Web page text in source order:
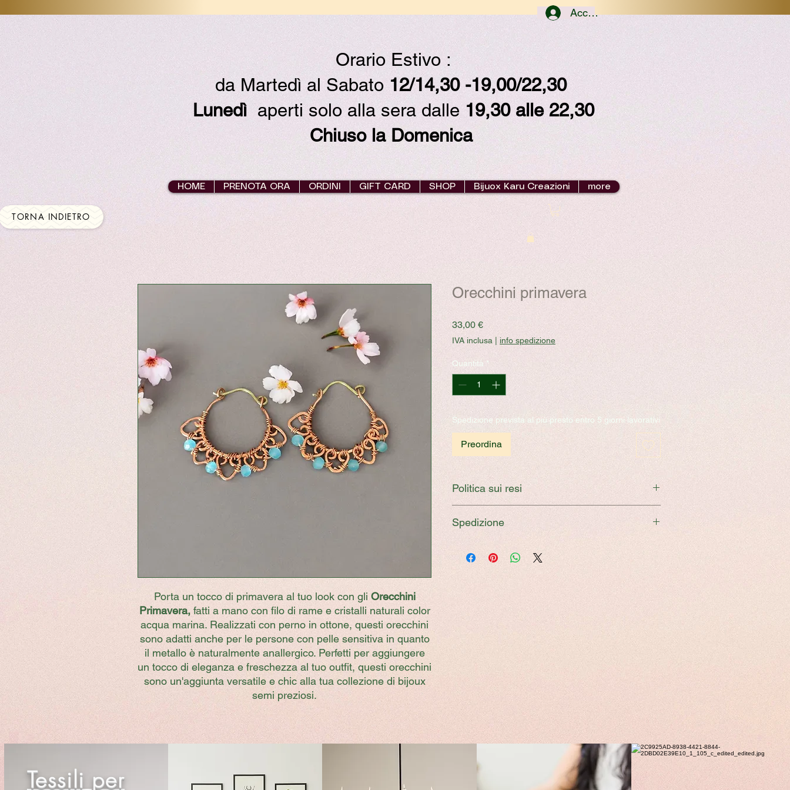
Accedi
Orario Estivo :
da Martedì al Sabato 12/14,30 -19,00/22,30
Lunedì aperti solo alla sera dalle19,30 alle 22,30
Chiuso la Domenica
HOME PRENOTA ORA ORDINI GIFT CARD SHOP Bijuox Karu Creazioni more
TORNA INDIETRO
Porta un tocco di primavera al tuo look con gli Orecchini
Primavera,fatti a mano con filo di rame e cristalli naturali color
acqua marina. Realizzati con perno in ottone, questi orecchini
sono adatti anche per le persone con pelle sensitiva in quanto
il metallo è naturalmente anallergico. Perfetti per aggiungere
un tocco di eleganza e freschezza al tuo outfit, questi orecchini
sono un'aggiunta versatile e chic alla tua collezione di bijoux
semi preziosi.
Orecchini primavera
33,00 €Prezzo
IVA inclusa | info spedizione
Quantità *
Spedizione prevista al più presto entro 5 giorni lavorativi
Preordina
Politica sui resi
Per la nostra politica sui resi
Spedizione
Una volta portato a termine l'acquisto il Bijoux verra
spedito entro 3 giorni lavorativi tramite corriere o
In caso di preordine verrà spedito il prima possibile
entro 7 giorni lavorativi
Tessili per